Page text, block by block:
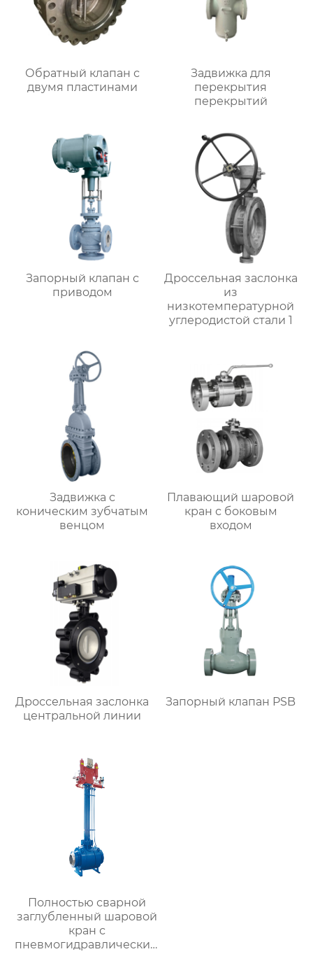
Обратный клапан с
двумя пластинами
Задвижка для
перекрытия
перекрытий
Запорный клапан с
приводом
Дроссельная заслонка
из
низкотемпературной
углеродистой стали 1
Задвижка с
коническим зубчатым
венцом
Плавающий шаровой
кран с боковым
входом
Дроссельная заслонка
центральной линии
Запорный клапан PSB
Полностью сварной
заглубленный шаровой
кран с
пневмогидравлическим